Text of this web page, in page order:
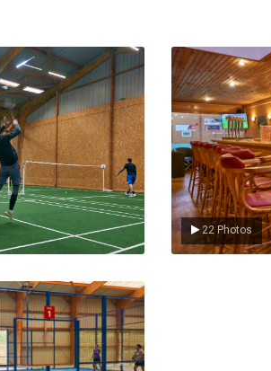
22 Photos
Le Club